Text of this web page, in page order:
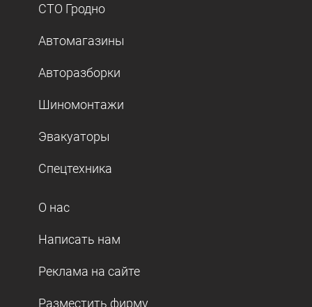
СТО Гродно
Автомагазины
Авторазборки
Шиномонтажи
Эвакуаторы
Спецтехника
О нас
Написать нам
Реклама на сайте
Разместить фирму